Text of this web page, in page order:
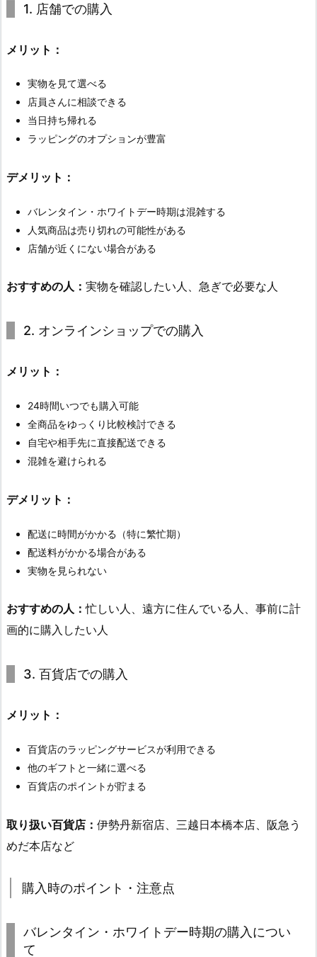
1. 店舗での購入
メリット：
実物を見て選べる
店員さんに相談できる
当日持ち帰れる
ラッピングのオプションが豊富
デメリット：
バレンタイン・ホワイトデー時期は混雑する
人気商品は売り切れの可能性がある
店舗が近くにない場合がある
おすすめの人： 実物を確認したい人、急ぎで必要な人
2. オンラインショップでの購入
メリット：
24時間いつでも購入可能
全商品をゆっくり比較検討できる
自宅や相手先に直接配送できる
混雑を避けられる
デメリット：
配送に時間がかかる（特に繁忙期）
配送料がかかる場合がある
実物を見られない
おすすめの人：忙しい人、遠方に住んでいる人、事前に計
画的に購入したい人
3. 百貨店での購入
メリット：
百貨店のラッピングサービスが利用できる
他のギフトと一緒に選べる
百貨店のポイントが貯まる
取り扱い百貨店： 伊勢丹新宿店、三越日本橋本店、阪急う
めだ本店など
購入時のポイント・注意点
バレンタイン・ホワイトデー時期の購入につい
て